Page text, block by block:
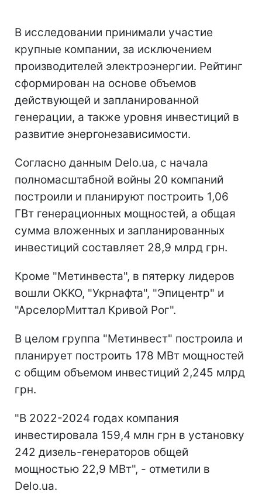
В исследовании принимали участие
крупные компании, за исключением
производителей электроэнергии. Рейтинг
сформирован на основе объемов
действующей и запланированной
генерации, а также уровня инвестиций в
развитие энергонезависимости.
Согласно данным Delo.ua, с начала
полномасштабной войны 20 компаний
построили и планируют построить 1,06
ГВт генерационных мощностей, а общая
сумма вложенных и запланированных
инвестиций составляет 28,9 млрд грн.
Кроме "Метинвеста", в пятерку лидеров
вошли OKKO, "Укрнафта", "Эпицентр" и
"АрселорМиттал Кривой Рог".
В целом группа "Метинвест" построила и
планирует построить 178 МВт мощностей
с общим объемом инвестиций 2,245 млрд
грн.
"В 2022-2024 годах компания
инвестировала 159,4 млн грн в установку
242 дизель-генераторов общей
мощностью 22,9 МВт", - отметили в
Delo.ua.